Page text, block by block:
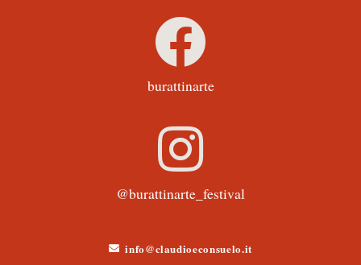
burattinarte
@burattinarte_festival
info@claudioeconsuelo.it